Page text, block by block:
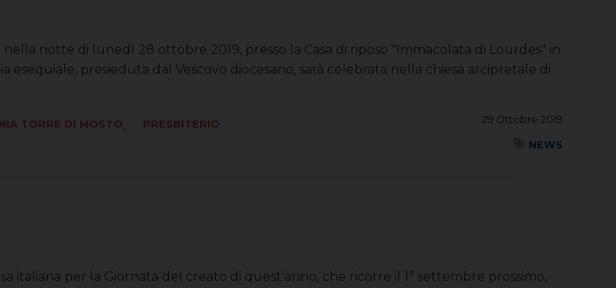
notte di lunedì 28 ottobre 2019, presso la Casa di riposo "Immacolata di Lourdes" in
presieduta dal Vescovo diocesano, sarà celebrata nella chiesa arcipretale di
29 Ottobre 2019
TORRE DI MOSTO,
PRESBITERIO
NEWS
italiana per la Giornata del creato di quest'anno, che ricorre il 1° settembre prossimo,